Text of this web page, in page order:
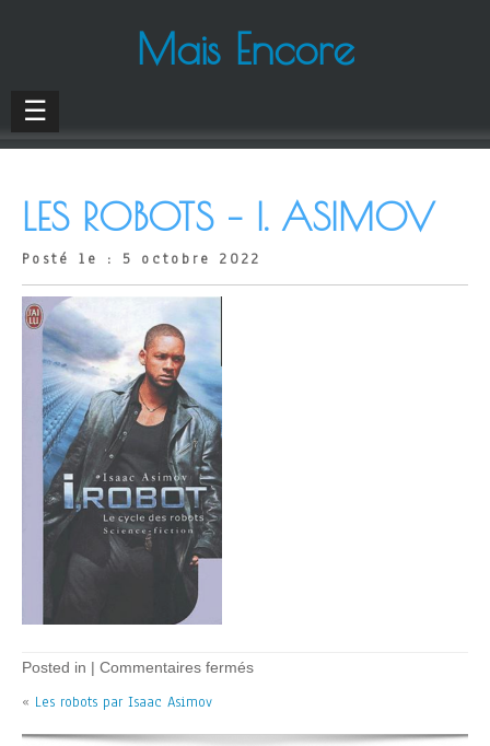
Mais Encore
☰
LES ROBOTS – I. ASIMOV
Posté le : 5 octobre 2022
Posted in | Commentaires ferméssur
I.
« Les robots par Isaac Asimov